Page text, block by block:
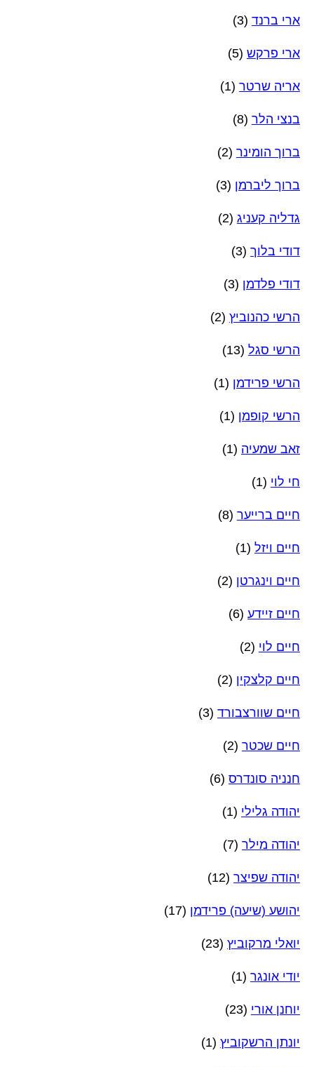
ארי ברנד (3)
ארי פרקש (5)
אריה שרטר (1)
בנצי הלר (8)
ברוך הומינר (2)
ברוך ליברמן (3)
גדליה קעניג (2)
דודי בלוך (3)
דודי פלדמן (3)
הרשי כהנוביץ (2)
הרשי סגל (13)
הרשי פרידמן (1)
הרשי קופמן (1)
זאב שמעיה (1)
חי לוי (1)
חיים ברייער (8)
חיים ויזל (1)
חיים וינגרטן (2)
חיים זיידע (6)
חיים לוי (2)
חיים קלצקין (2)
חיים שוורצבורד (3)
חיים שכטר (2)
חנניה סונדרס (6)
יהודה גלילי (1)
יהודה מילר (7)
יהודה שפיצר (12)
יהושע (שיעה) פרידמן (17)
יואלי מרקוביץ (23)
יודי אונגר (1)
יוחנן אורי (23)
יונתן הרשקוביץ (1)